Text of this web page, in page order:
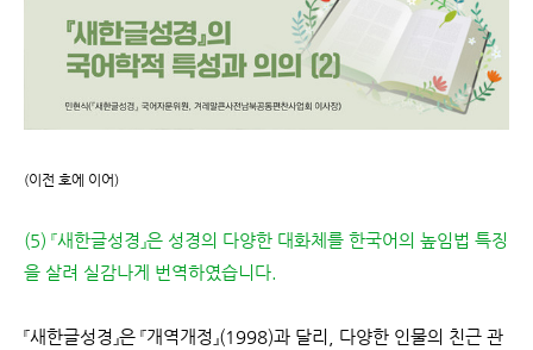
(이전 호에 이어)
(5) 『새한글성경』은 성경의 다양한 대화체를 한국어의 높임법 특징
을 살려 실감나게 번역하였습니다.
『새한글성경』은 『개역개정』(1998)과 달리, 다양한 인물의 친근 관